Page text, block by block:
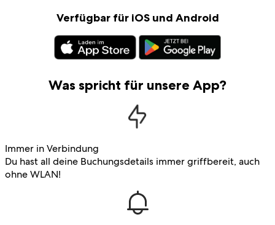
Verfügbar für iOS und Android
Was spricht für unsere App?
Immer in Verbindung
Du hast all deine Buchungsdetails immer griffbereit, auch
ohne WLAN!